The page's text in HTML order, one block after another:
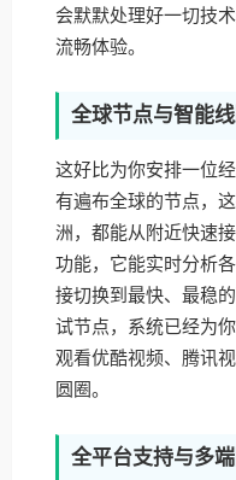
会默默处理好一切技
流畅体验。
全球节点与智能
这好比为你安排一位
有遍布全球的节点，
洲，都能从附近快速
功能，它能实时分析
接切换到最快、最稳
试节点，系统已经为
观看优酷视频、腾讯
圆圈。
全平台支持与多